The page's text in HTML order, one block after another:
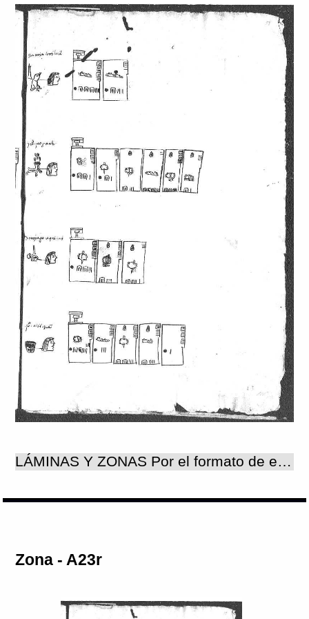
LÁMINAS Y ZONAS Por el formato de este documento, compuesto como un libro cuyas páginas miden cerca de 31 por 22 centímetros, cada página se considera una lámina y una zona. Por ello, para este documento no existe ninguna diferencia entre estas dos unidades gráficas. El conjunto de los dos documentos que constituyen el Vergara presenta un total de 268 láminas. Número de láminas:268 Número de zonas:268
Zona - A23r